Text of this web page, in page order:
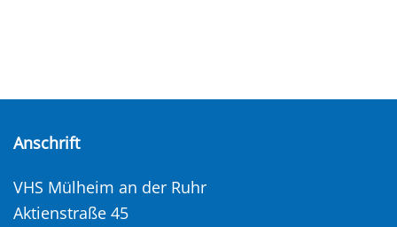
Anschrift
VHS Mülheim an der Ruhr
Aktienstraße 45